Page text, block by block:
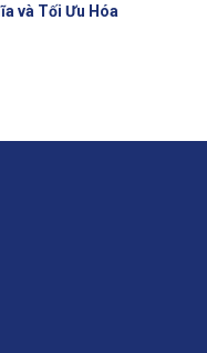
và Tối Ưu Hóa